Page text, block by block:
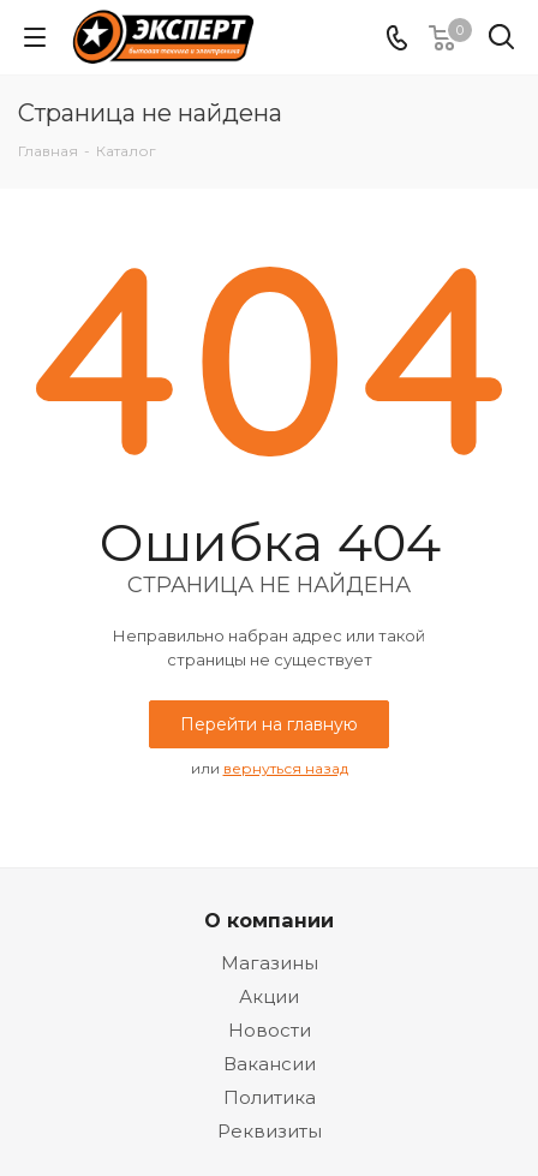
0
Страница не найдена
Главная - Каталог
Ошибка 404
СТРАНИЦА НЕ НАЙДЕНА
Неправильно набран адрес или такой
страницы не существует
Перейти на главную
или вернуться назад
О компании
Магазины
Акции
Новости
Вакансии
Политика
Реквизиты